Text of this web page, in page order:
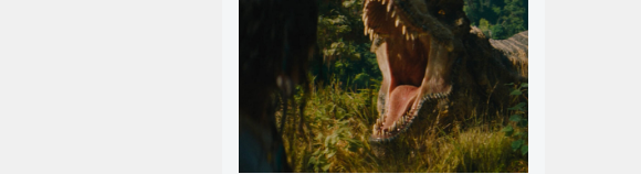
Handball Spezial modellt